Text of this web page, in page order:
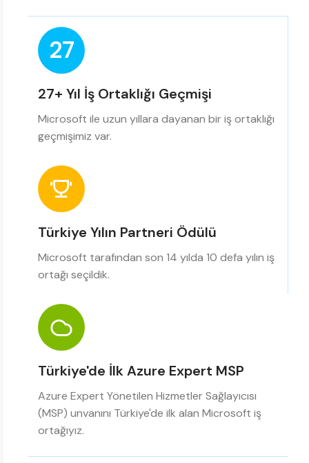
27
27+ Yıl İş Ortaklığı Geçmişi
Microsoft ile uzun yıllara dayanan bir iş ortaklığı
geçmişimiz var.
Türkiye Yılın Partneri Ödülü
Microsoft tarafından son 14 yılda 10 defa yılın iş
ortağı seçildik.
Türkiye'de İlk Azure Expert MSP
Azure Expert Yönetilen Hizmetler Sağlayıcısı
(MSP) unvanını Türkiye'de ilk alan Microsoft iş
ortağıyız.